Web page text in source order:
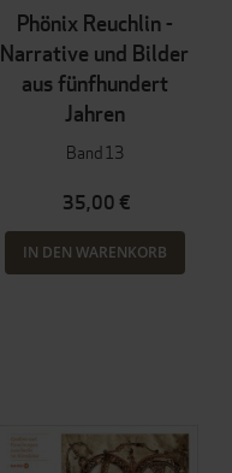
Phönix Reuchlin -
Narrative und Bilder
aus fünfhundert
Jahren
Band 13
35,00 €
IN DEN WARENKORB